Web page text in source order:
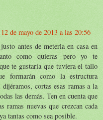
12 de mayo de 2013 a las 20:56
antes de meterla en casa en
como quieras pero yo te
te gustaría que tuviera el tallo
formarán como la estructura
cortas esas ramas a la
las demás. Ten en cuenta que
ramas nuevas que crezcan cada
tantas como sea posible.